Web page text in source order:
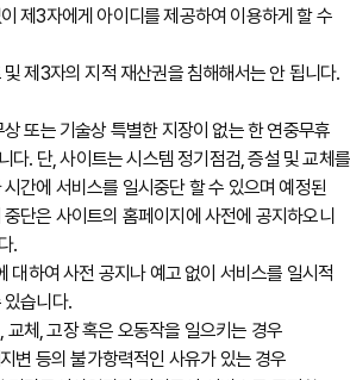
제3자에게 아이디를 제공하여 이용하게 할 수
제3자의 지적 재산권을 침해해서는 안 됩니다.
또는 기술상 특별한 지장이 없는 한 연중무휴
다. 단, 사이트는 시스템 정기점검, 증설 및 교체를
간에 서비스를 일시중단 할 수 있으며 예정된
단은 사이트의 홈페이지에 사전에 공지하오니
.
대하여 사전 공지나 예고 없이 서비스를 일시적
습니다.
교체, 고장 혹은 오동작을 일으키는 경우
변 등의 불가항력적인 사유가 있는 경우